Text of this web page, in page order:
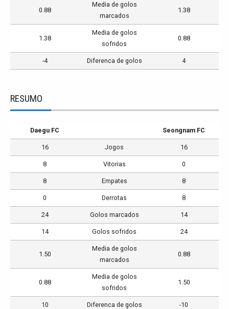
0.88
Media de golos
marcados
1.38
1.38
Media de golos
sofridos
0.88
-4 Diferenca de golos 4
RESUMO
Daegu FC Seongnam FC
16 Jogos 16
8 Vitorias 0
8 Empates 8
0 Derrotas 8
24 Golos marcados 14
14 Golos sofridos 24
1.50
Media de golos
marcados
0.88
0.88
Media de golos
sofridos
1.50
10 Diferenca de golos -10